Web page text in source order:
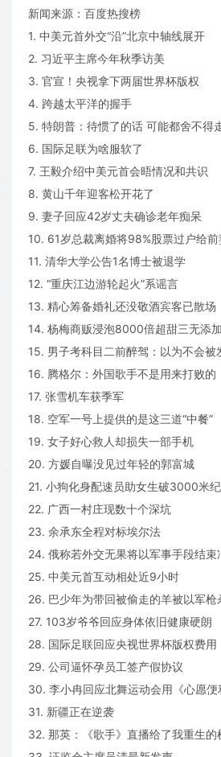
新闻来源：百度热搜榜
1. 中美元首外交“沿”北京中轴线展开
2. 习近平主席今年秋季访美
3. 官宣！央视拿下两届世界杯版权
4. 跨越太平洋的握手
5. 特朗普：待惯了的话 可能都舍不得
6. 国际足联为啥服软了
7. 王毅介绍中美元首会晤情况和共识
8. 黄山千年迎客松开花了
9. 妻子回应42岁丈夫确诊老年痴呆
10. 61岁总裁离婚将98%股票过户给前
11. 清华大学公告1名博士被退学
12. “重庆江边游轮起火”系谣言
13. 精心筹备婚礼还没敬酒宾客已散场
14. 杨梅商贩浸泡8000倍超甜三无添
15. 男子考科目二前醉驾：以为不会被
16. 腾格尔：外国歌手不是用来打败的
17. 张雪机车获季军
18. 空军一号上提供的是这三道“中餐”
19. 女子好心救人却损失一部手机
20. 方媛自曝没见过年轻的郭富城
21. 小狗化身配速员助女生破3000米
22. 广西一村庄现数十个深坑
23. 余承东全程对标埃尔法
24. 俄称若外交无果将以军事手段结束
25. 中美元首互动相处近9小时
26. 巴少年为带回被偷走的羊被以军枪
27. 103岁爷爷回应身体依旧健康硬朗
28. 国际足联回应央视世界杯版权费用
29. 公司逼怀孕员工签产假协议
30. 李小冉回应北舞运动会用《心愿便
31. 新疆正在逆袭
32. 那英：《歌手》直播给了我重生的